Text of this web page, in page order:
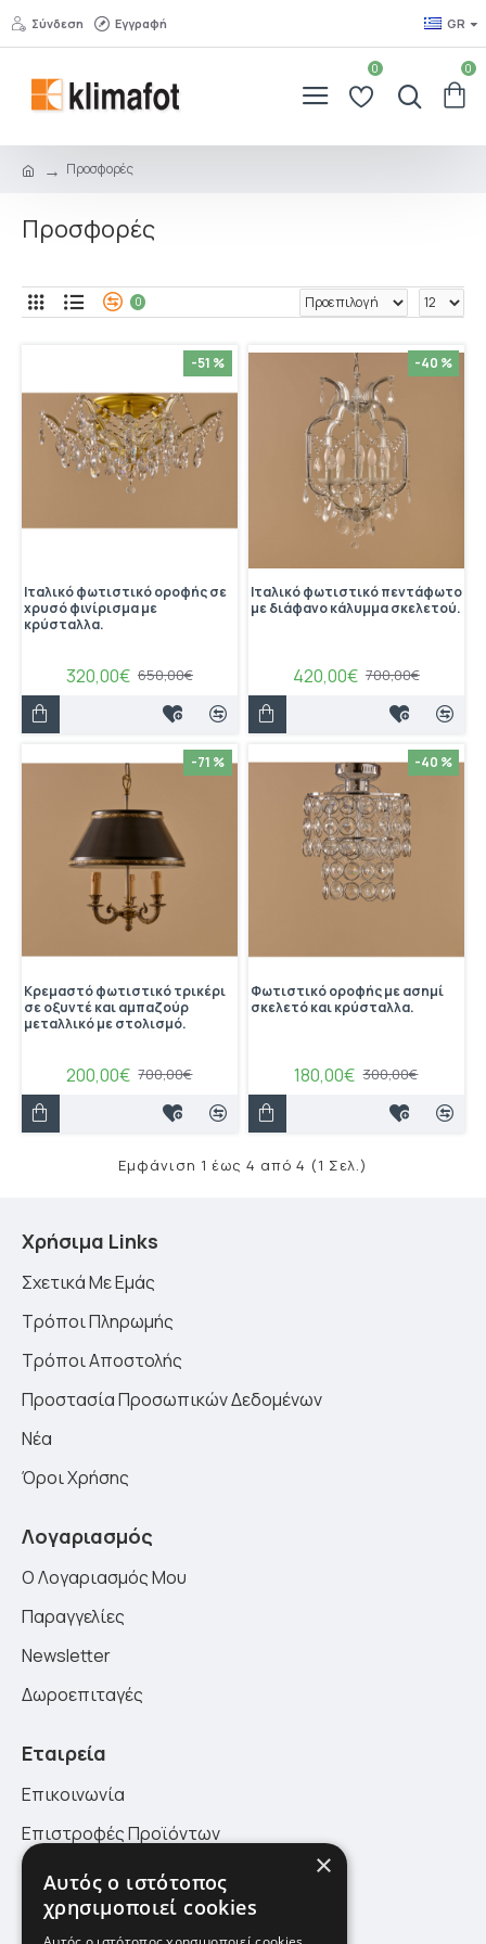
Σύνδεση Εγγραφή GR
0 0
Προσφορές
Προσφορές
0
-51 %
Ιταλικό φωτιστικό οροφής σε
χρυσό φινίρισμα με
κρύσταλλα.
320,00€ 650,00€
-40 %
Ιταλικό φωτιστικό πεντάφωτο
με διάφανο κάλυμμα σκελετού.
420,00€ 700,00€
-71 %
Κρεμαστό φωτιστικό τρικέρι
σε οξυντέ και αμπαζούρ
μεταλλικό με στολισμό.
200,00€ 700,00€
-40 %
Φωτιστικό οροφής με ασημί
σκελετό και κρύσταλλα.
180,00€ 300,00€
Εμφάνιση 1 έως 4 από 4 (1 Σελ.)
Χρήσιμα Links
Σχετικά Με Εμάς
Τρόποι Πληρωμής
Τρόποι Αποστολής
Προστασία Προσωπικών Δεδομένων
Νέα
Όροι Χρήσης
Λογαριασμός
Ο Λογαριασμός Μου
Παραγγελίες
Newsletter
Δωροεπιταγές
Εταιρεία
Επικοινωνία
Επιστροφές Προϊόντων
Πολιτική Επιστροφών
Site Map
×
Αυτός ο ιστότοπος
χρησιμοποιεί cookies